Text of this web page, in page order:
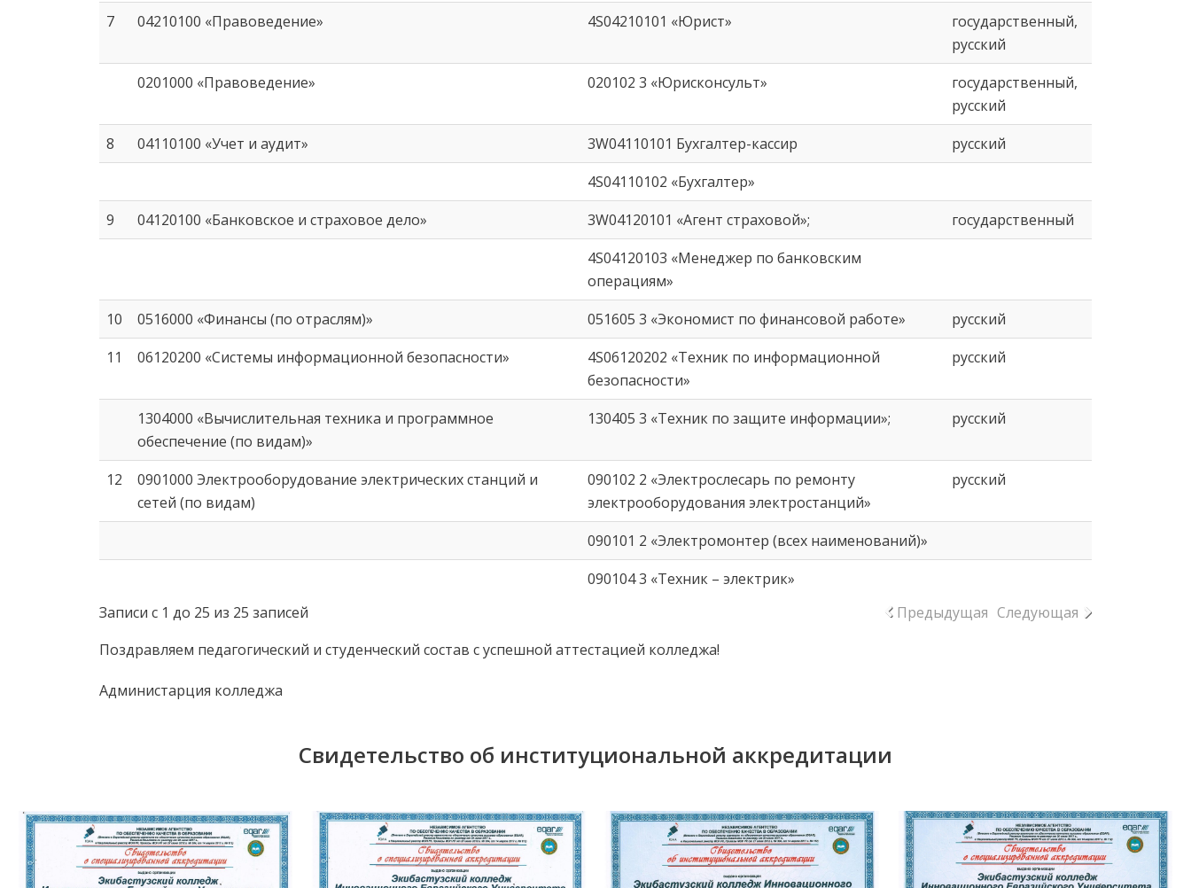
7
04210100 «Правоведение» 4S04210101 «Юрист»
государственный,
русский
0201000 «Правоведение»
020102 3 «Юрисконсульт»
государственный,
русский
8
04110100 «Учет и аудит» 3W04110101 Бухгалтер-кассир
русский
4S04110102 «Бухгалтер»
9
04120100 «Банковское и страховое дело» 3W04120101 «Агент страховой»;
государственный
4S04120103 «Менеджер по банковским
операциям»
10
0516000 «Финансы (по отраслям)» 051605 3 «Экономист по финансовой работе»
русский
11
06120200 «Системы информационной безопасности»
4S06120202 «Техник по информационной
безопасности»
русский
1304000 «Вычислительная техника и программное
обеспечение (по видам)»
130405 3 «Техник по защите информации»; русский
12
0901000 Электрооборудование электрических станций и
сетей (по видам)
090102 2 «Электрослесарь по ремонту
электрооборудования электростанций»
русский
090101 2 «Электромонтер (всех наименований)»
090104 3 «Техник – электрик»
Записи с 1 до 25 из 25 записей
Предыдущая Следующая
Поздравляем педагогический и студенческий состав с успешной аттестацией колледжа!
Администарция колледжа
Свидетельство об институциональной аккредитации